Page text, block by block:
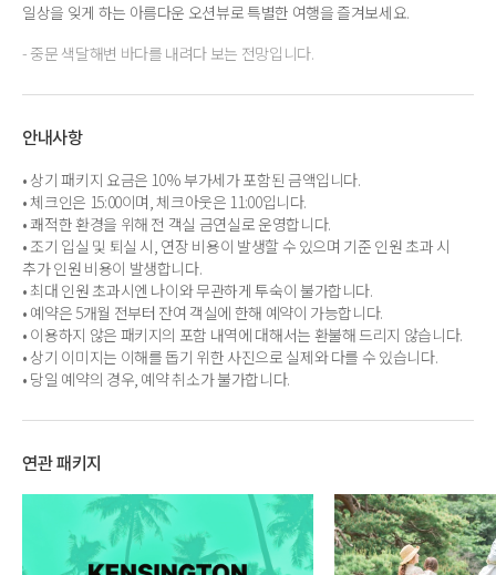
일상을 잊게 하는 아름다운 오션뷰로 특별한 여행을 즐겨보세요.
- 중문 색달해변 바다를 내려다 보는 전망입니다.
안내사항
• 상기 패키지 요금은 10% 부가세가 포함된 금액입니다.
• 체크인은 15:00이며, 체크아웃은 11:00입니다.
• 쾌적한 환경을 위해 전 객실 금연실로 운영합니다.
• 조기 입실 및 퇴실 시, 연장 비용이 발생할 수 있으며 기준 인원 초과 시
추가 인원 비용이 발생합니다.
• 최대 인원 초과시엔 나이와 무관하게 투숙이 불가합니다.
• 예약은 5개월 전부터 잔여 객실에 한해 예약이 가능합니다.
• 이용하지 않은 패키지의 포함 내역에 대해서는 환불해 드리지 않습니다.
• 상기 이미지는 이해를 돕기 위한 사진으로 실제와 다를 수 있습니다.
• 당일 예약의 경우, 예약 취소가 불가합니다.
연관 패키지